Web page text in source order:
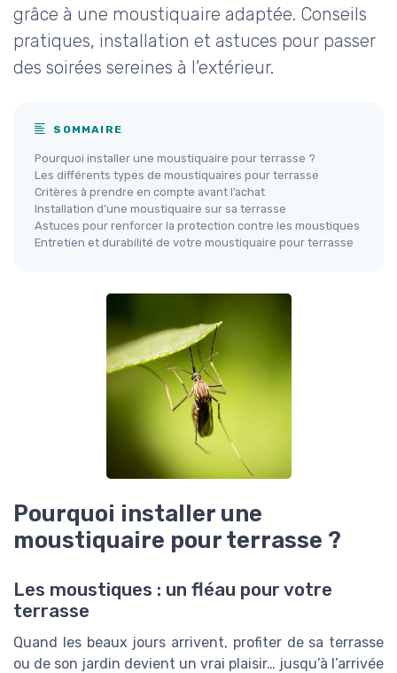
grâce à une moustiquaire adaptée. Conseils
pratiques, installation et astuces pour passer
des soirées sereines à l’extérieur.
SOMMAIRE
Pourquoi installer une moustiquaire pour terrasse ?
Les différents types de moustiquaires pour terrasse
Critères à prendre en compte avant l’achat
Installation d’une moustiquaire sur sa terrasse
Astuces pour renforcer la protection contre les moustiques
Entretien et durabilité de votre moustiquaire pour terrasse
Pourquoi installer une
moustiquaire pour terrasse ?
Les moustiques : un fléau pour votre
terrasse
Quand les beaux jours arrivent, profiter de sa terrasse
ou de son jardin devient un vrai plaisir… jusqu’à l’arrivée